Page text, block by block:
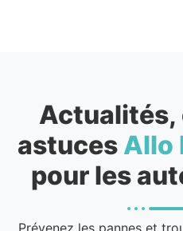
Actualités,
astuces Allo
pour les